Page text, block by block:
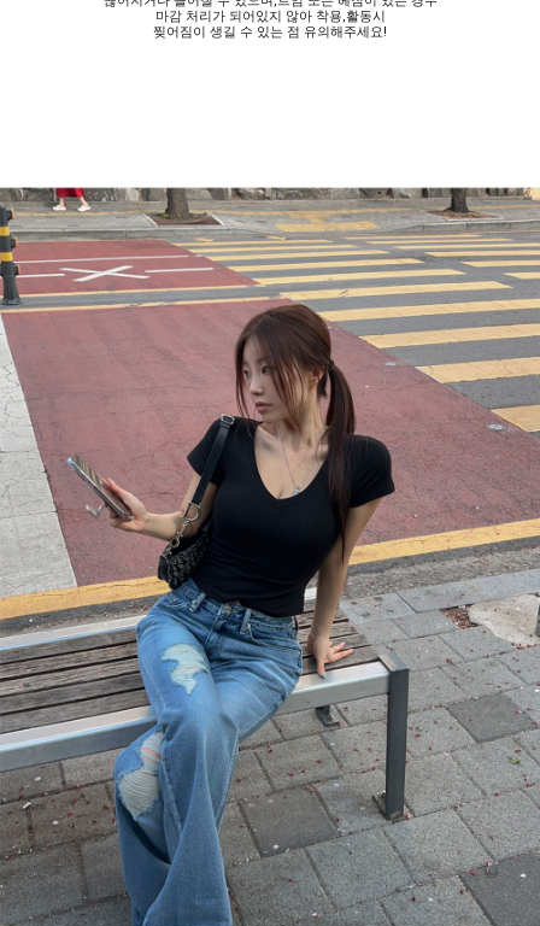
마감 처리가 되어있지 않아 착용,활동시
찢어짐이 생길 수 있는 점 유의해주세요!